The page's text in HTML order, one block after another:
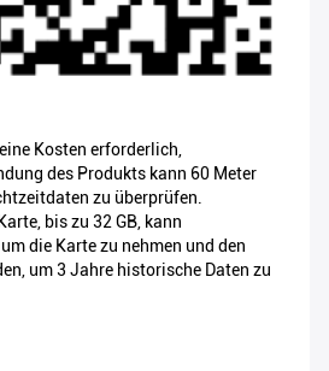
Kosten erforderlich,
des Produkts kann 60 Meter
zu überprüfen.
bis zu 32 GB, kann
die Karte zu nehmen und den
um 3 Jahre historische Daten zu